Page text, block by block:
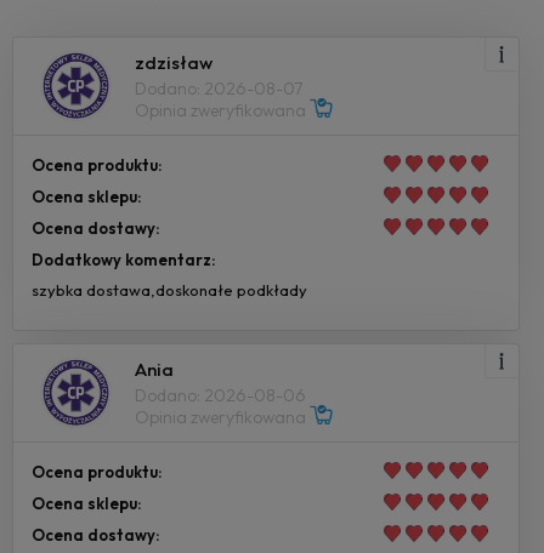
zdzisław
Dodano: 2026-08-07
Opinia zweryfikowana
Ocena produktu:
Ocena sklepu:
Ocena dostawy:
Dodatkowy komentarz:
szybka dostawa,doskonałe podkłady
Ania
Dodano: 2026-08-06
Opinia zweryfikowana
Ocena produktu:
Ocena sklepu:
Ocena dostawy: